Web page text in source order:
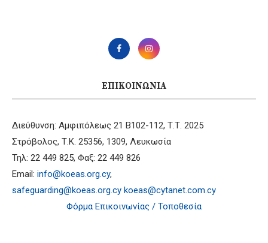
ΕΠΙΚΟΙΝΩΝΊΑ
Διεύθυνση: Αμφιπόλεως 21 B102-112, Τ.Τ. 2025
Στρόβολος, Τ.Κ. 25356, 1309, Λευκωσία
Τηλ: 22 449 825, Φαξ: 22 449 826
Email: info@koeas.org.cy,
safeguarding@koeas.org.cy koeas@cytanet.com.cy
Φόρμα Επικοινωνίας / Τοποθεσία